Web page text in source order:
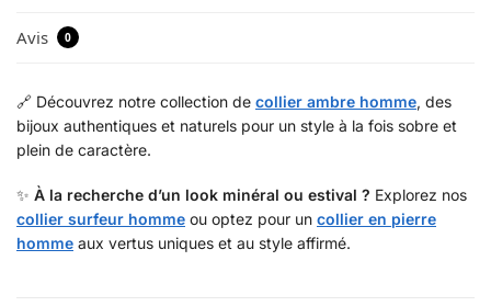
Avis 0
🔗 Découvrez notre collection de collier ambre homme, des
bijoux authentiques et naturels pour un style à la fois sobre et
plein de caractère.
✨ À la recherche d’un look minéral ou estival ? Explorez nos
collier surfeur homme ou optez pour un collier en pierre
homme aux vertus uniques et au style affirmé.